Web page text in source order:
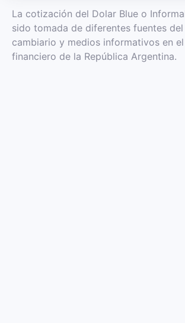
La cotización del Dolar Blue o
sido tomada de diferentes fuentes
cambiario y medios informativos en
financiero de la República Argentina.